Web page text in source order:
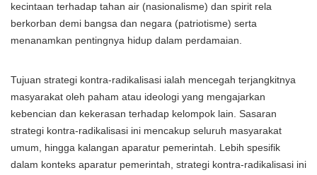
kecintaan terhadap tahan air (nasionalisme) dan spirit rela
berkorban demi bangsa dan negara (patriotisme) serta
menanamkan pentingnya hidup dalam perdamaian.
Tujuan strategi kontra-radikalisasi ialah mencegah terjangkitnya
masyarakat oleh paham atau ideologi yang mengajarkan
kebencian dan kekerasan terhadap kelompok lain. Sasaran
strategi kontra-radikalisasi ini mencakup seluruh masyarakat
umum, hingga kalangan aparatur pemerintah. Lebih spesifik
dalam konteks aparatur pemerintah, strategi kontra-radikalisasi ini